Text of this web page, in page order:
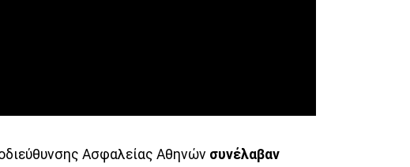
Ασφαλείας Αθηνών συνέλαβαν